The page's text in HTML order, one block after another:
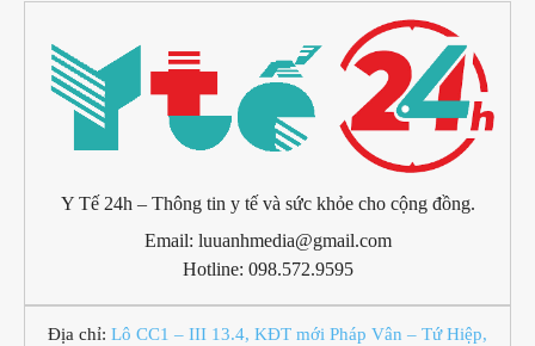
Y Tế 24h – Thông tin y tế và sức khỏe cho cộng đồng.
Email: luuanhmedia@gmail.com
Hotline: 098.572.9595
Địa chỉ: Lô CC1 – III 13.4, KĐT mới Pháp Vân – Tứ Hiệp,